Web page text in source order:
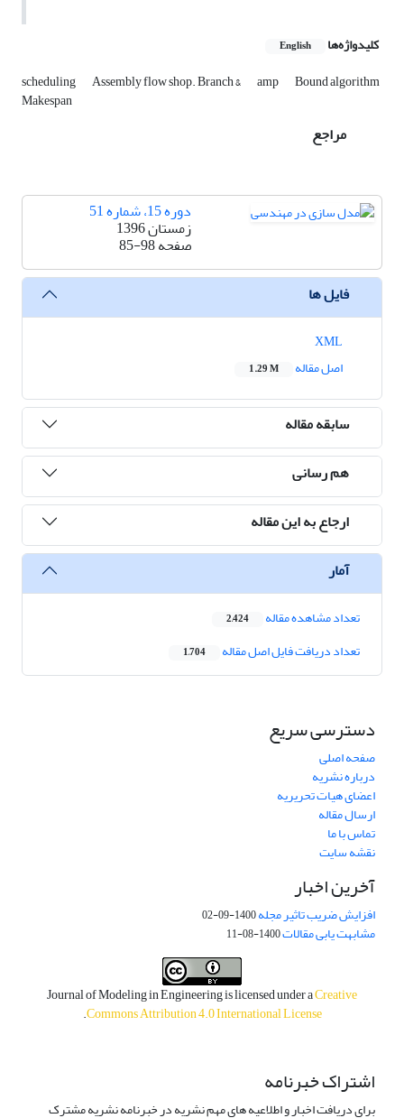
کلیدواژه‌ها English
scheduling Assembly flow shop. Branch & amp Bound algorithm
Makespan
مراجع
دوره 15، شماره 51
زمستان 1396
صفحه85-98
فایل ها
اصل مقاله
1.29 M
سابقه مقاله
هم رسانی
ارجاع به این مقاله
آمار
تعداد مشاهده مقاله 2,424
تعداد دریافت فایل اصل مقاله 1,704
دسترسی سریع
صفحه اصلی
درباره نشریه
اعضای هیات تحریریه
ارسال مقاله
تماس با ما
نقشه سایت
آخرین اخبار
افزایش ضریب تاثیر مجله1400-09-02
مشابهت یابی مقالات1400-08-11
Journal of Modeling in Engineering is licensed under aCreative
Commons Attribution 4.0 International License
.
اشتراک خبرنامه
برای دریافت اخبار و اطلاعیه های مهم نشریه در خبرنامه نشریه مشترک